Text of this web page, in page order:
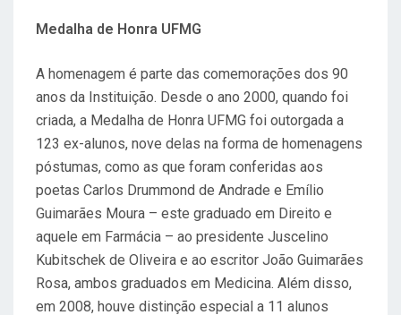
Medalha de Honra UFMG
A homenagem é parte das comemorações dos 90
anos da Instituição. Desde o ano 2000, quando foi
criada, a Medalha de Honra UFMG foi outorgada a
123 ex-alunos, nove delas na forma de homenagens
póstumas, como as que foram conferidas aos
poetas Carlos Drummond de Andrade e Emílio
Guimarães Moura – este graduado em Direito e
aquele em Farmácia – ao presidente Juscelino
Kubitschek de Oliveira e ao escritor João Guimarães
Rosa, ambos graduados em Medicina. Além disso,
em 2008, houve distinção especial a 11 alunos